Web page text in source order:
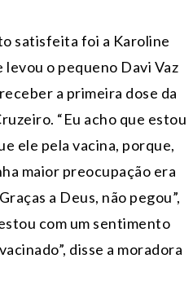
satisfeita foi a Karoline
levou o pequeno Davi Vaz
a primeira dose da
“Eu acho que estou
ele pela vacina, porque,
maior preocupação era
a Deus, não pegou”,
com um sentimento
disse a moradora